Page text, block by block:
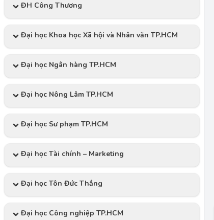
ĐH Công Thương
Đại học Khoa học Xã hội và Nhân văn TP.HCM
Đại học Ngân hàng TP.HCM
Đại học Nông Lâm TP.HCM
Đại học Sư phạm TP.HCM
Đại học Tài chính – Marketing
Đại học Tôn Đức Thắng
Đại học Công nghiệp TP.HCM